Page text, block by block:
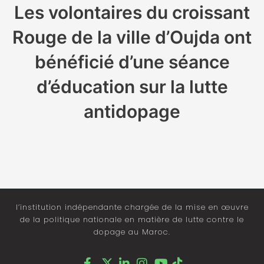
Les volontaires du croissant
Rouge de la ville d’Oujda ont
bénéficié d’une séance
d’éducation sur la lutte
antidopage
l’institution indépendante chargée de la mise en œuvre
de la politique nationale en matière de lutte contre le
dopage au Maroc.